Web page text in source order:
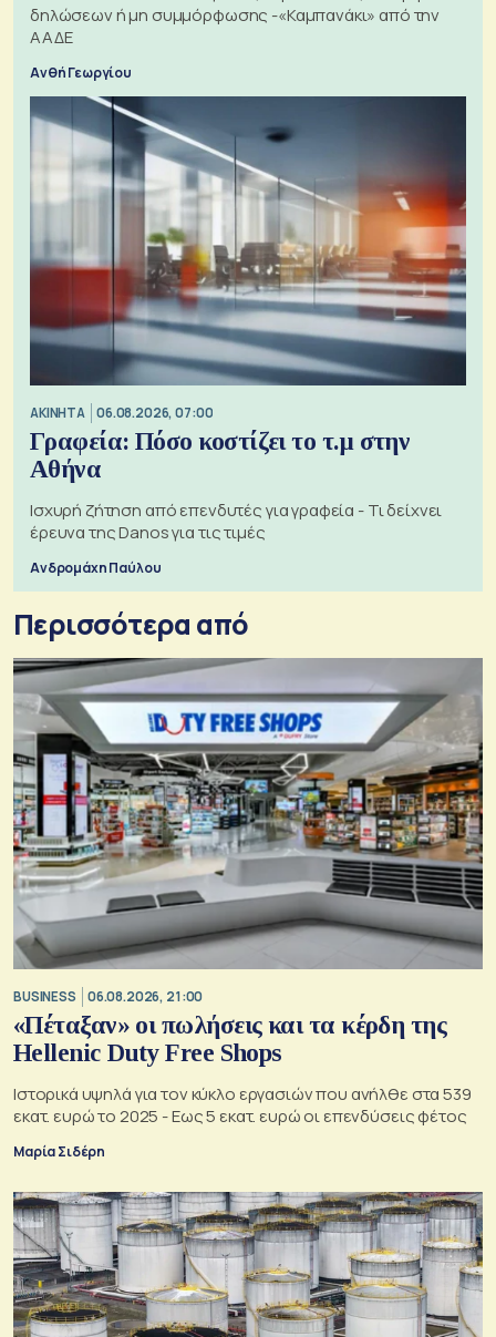
δηλώσεων ή μη συμμόρφωσης -«Καμπανάκι» από την
ΑΑΔΕ
Ανθή Γεωργίου
ΑΚΙΝΗΤΑ 06.08.2026, 07:00
Γραφεία: Πόσο κοστίζει το τ.μ στην
Αθήνα
Ισχυρή ζήτηση από επενδυτές για γραφεία - Τι δείχνει
έρευνα της Danos για τις τιμές
Ανδρομάχη Παύλου
Περισσότερα από
BUSINESS 06.08.2026, 21:00
«Πέταξαν» οι πωλήσεις και τα κέρδη της
Hellenic Duty Free Shops
Ιστορικά υψηλά για τον κύκλο εργασιών που ανήλθε στα 539
εκατ. ευρώ το 2025 - Εως 5 εκατ. ευρώ οι επενδύσεις φέτος
Μαρία Σιδέρη